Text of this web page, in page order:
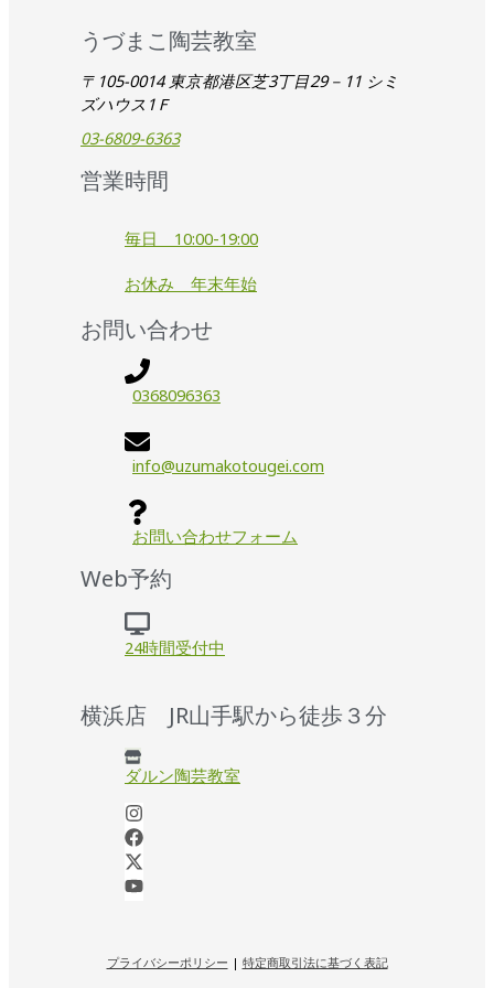
うづまこ陶芸教室
〒105-0014 東京都港区芝3丁目29－11 シミ
ズハウス1Ｆ
03-6809-6363
営業時間
毎日 10:00-19:00
お休み 年末年始
お問い合わせ
0368096363
info@uzumakotougei.com
お問い合わせフォーム
Web予約
24時間受付中
横浜店 JR山手駅から徒歩３分
ダルン陶芸教室
プライバシーポリシー | 特定商取引法に基づく表記